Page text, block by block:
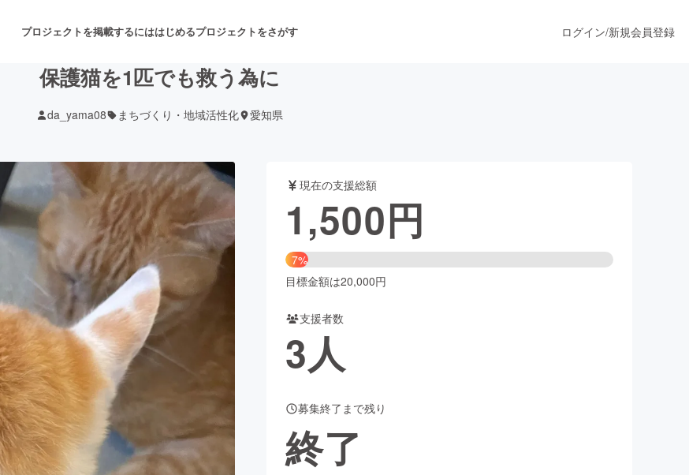
プロジェクトを掲載するにははじめるプロジェクトをさがす
音楽 舞台・パフォーマンス
ゲーム・サービス開発 フード・飲食店
書籍・雑誌出版 アニメ・漫画
チャレンジ ビューティー・ヘルスケア
CAMPFIRE for Social Good
CAMPFIRE Creation
CAMPFIREふるさと納税machi-yaコミュニティ
ログイン/新規会員登録
保護猫を1匹でも救う為に
da_yama08 まちづくり・地域活性化 愛知県
現在の支援総額
1,500円
7%
目標金額は20,000円
支援者数
3人
募集終了まで残り
終了